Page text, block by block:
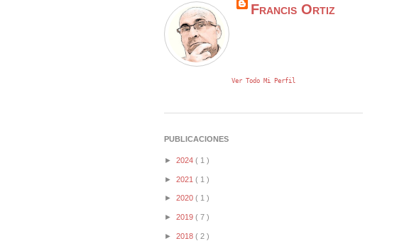
Francis Ortiz
Ver Todo Mi Perfil
PUBLICACIONES
► 2024 ( 1 )
► 2021 ( 1 )
► 2020 ( 1 )
► 2019 ( 7 )
► 2018 ( 2 )